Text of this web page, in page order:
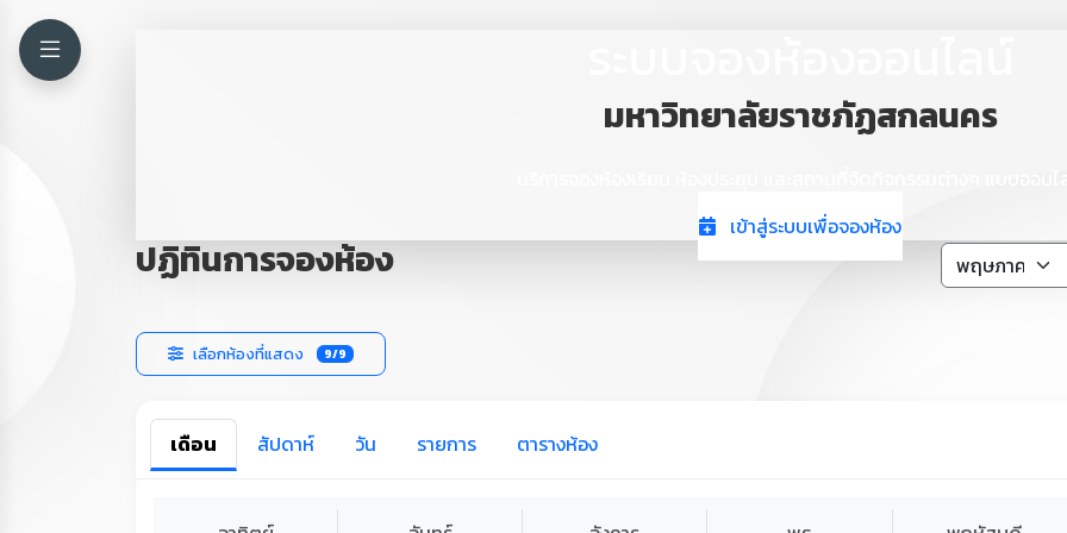
มหาวิทยาลัยราชภัฏสกลนคร
เข้าสู่ระบบเพื่อจองห้อง
ปฏิทินการจองห้อง
เลือกห้องที่แสดง 9/9
เดือน สัปดาห์ วัน รายการ ตารางห้อง